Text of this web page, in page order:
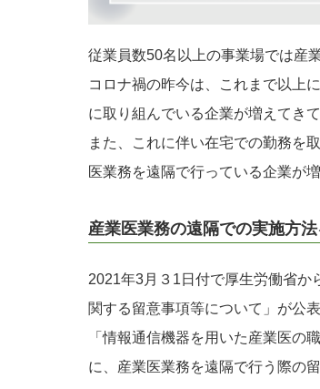
従業員数50名以上の事業場では産
コロナ禍の昨今は、これまで以上
に取り組んでいる企業が増えてきて
また、これに伴い在宅での勤務を
医業務を遠隔で行っている企業が
産業医業務の遠隔での実施方
2021年3月３1日付で厚生労働省か
関する留意事項等について」が公表
「情報通信機器を用いた産業医の
に、産業医業務を遠隔で行う際の